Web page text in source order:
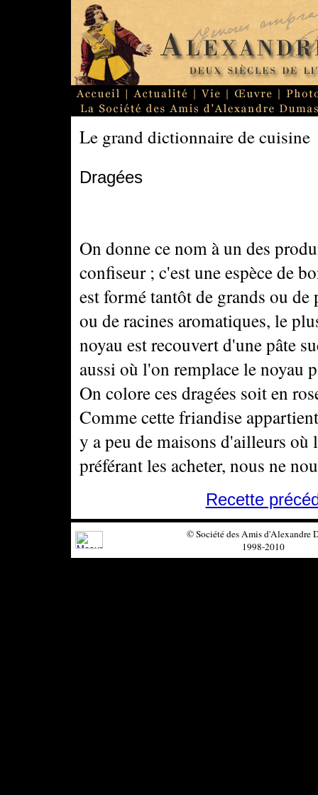
Le grand dictionnaire de cuisine
Dragées
On donne ce nom à un des
confiseur ; c'est une espèce de
est formé tantôt de grands ou
ou de racines aromatiques, le
noyau est recouvert d'une pâte
aussi où l'on remplace le
On colore ces dragées soit en
Comme cette friandise
y a peu de maisons d'ailleurs où
préférant les acheter, nous ne
Recette
© Société des Amis d'Alexandre
1998-2010